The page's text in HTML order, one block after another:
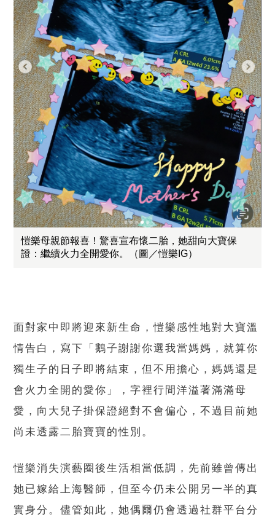
愷樂母親節報喜！驚喜宣布懷二胎，她甜向大寶保
證：繼續火力全開愛你。（圖／愷樂IG）
面對家中即將迎來新生命，愷樂感性地對大寶溫
情告白，寫下「鵝子謝謝你選我當媽媽，就算你
獨生子的日子即將結束，但不用擔心，媽媽還是
會火力全開的愛你」，字裡行間洋溢著滿滿母
愛，向大兒子掛保證絕對不會偏心，不過目前她
尚未透露二胎寶寶的性別。
愷樂消失演藝圈後生活相當低調，先前雖曾傳出
她已嫁給上海醫師，但至今仍未公開另一半的真
實身分。儘管如此，她偶爾仍會透過社群平台分